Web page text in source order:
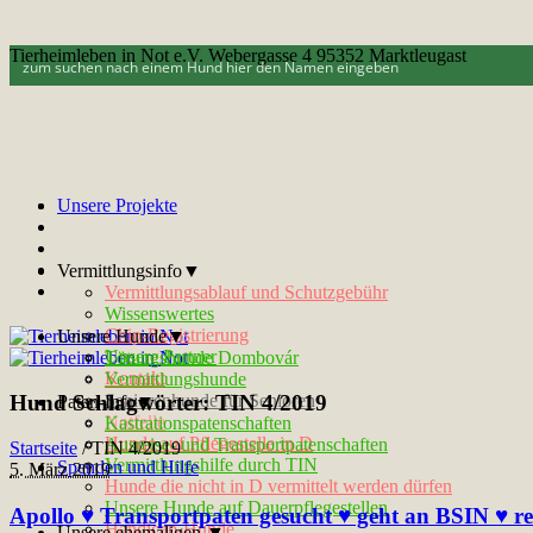
Tierheimleben in Not e.V. Webergasse 4 95352 Marktleugast
Unsere Projekte
Vermittlungsinfo▼
Vermittlungsablauf und Schutzgebühr
Wissenswertes
Chip-Registrierung
Unsere Partner
Kontakt
Unsere Hunde▼
Tötungshunde Dombovár
Vermittlungshunde
Seniorenhunde für Senioren
Notfelle
Hunde auf Pflegestelle in D
Vermittlungshilfe durch TIN
Hunde die nicht in D vermittelt werden dürfen
Unsere Hunde auf Dauerpflegestellen
Handicap-Hunde
Paten-Info▼
Kastrationspatenschaften
Ausreise- und Transportpatenschaften
Spenden und Hilfe
Hund Schlagwörter:TIN 4/2019
Startseite /TIN 4/2019
5. März 2019
Apollo ♥ Transportpaten gesucht ♥ geht an BSIN ♥